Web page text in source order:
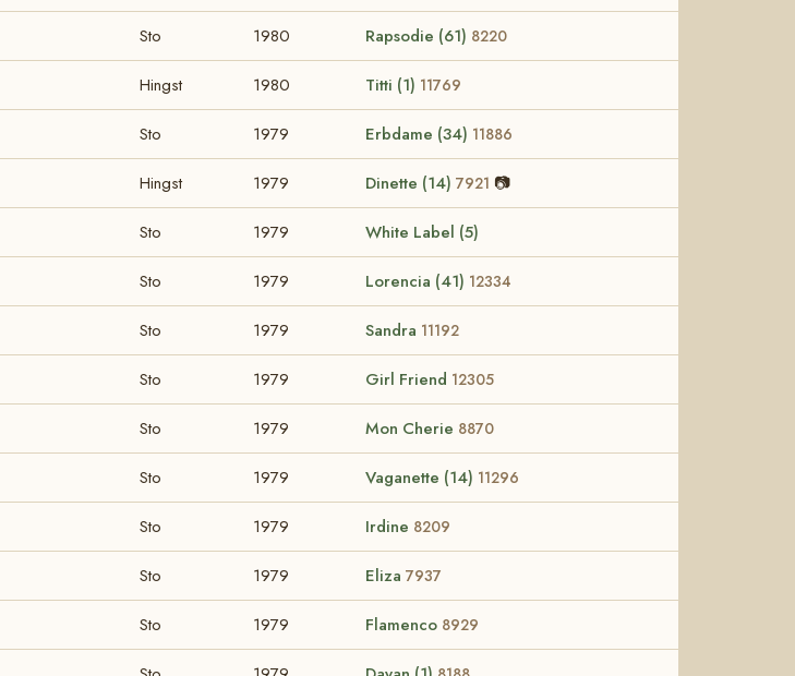
Sto 1980 Rapsodie (61) 8220
Hingst 1980 Titti (1) 11769
Sto 1979 Erbdame (34) 11886
Hingst 1979 Dinette (14) 7921 📷
Sto 1979 White Label (5)
Sto 1979 Lorencia (41) 12334
Sto 1979 Sandra 11192
Sto 1979 Girl Friend 12305
Sto 1979 Mon Cherie 8870
Sto 1979 Vaganette (14) 11296
Sto 1979 Irdine 8209
Sto 1979 Eliza 7937
Sto 1979 Flamenco 8929